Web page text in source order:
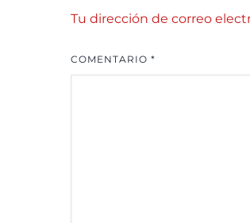
Tu dirección de correo
COMENTARIO *